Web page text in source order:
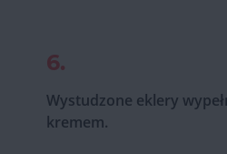
6.
Wystudzone eklery
kremem.